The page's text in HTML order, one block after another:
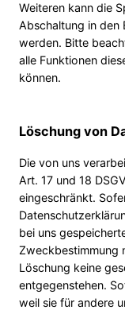
Weiteren kann die
Abschaltung in den
werden. Bitte
alle Funktionen
können.
Löschung von
Die von uns
Art. 17 und 18
eingeschränkt.
bei uns
Zweckbestimmung
Löschung keine
entgegenstehen.
weil sie für andere